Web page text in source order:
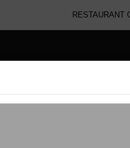
RESTAURANT